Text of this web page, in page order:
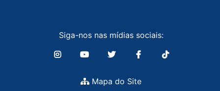
Siga-nos nas mídias sociais:
Mapa do Site